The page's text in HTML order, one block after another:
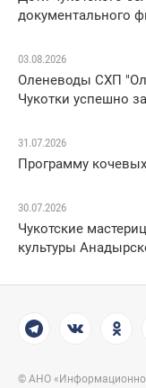
документального
03.08.2026
Оленеводы СХП
Чукотки успешно
31.07.2026
Программу
30.07.2026
Чукотские
культуры
© АНО